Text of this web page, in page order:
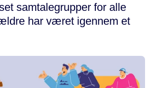
samtalegrupper for alle
har været igennem et